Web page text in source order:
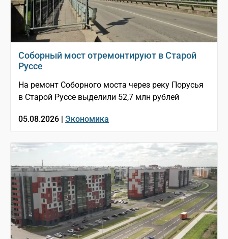
Соборный мост отремонтируют в Старой
Руссе
На ремонт Соборного моста через реку Порусья
в Старой Руссе выделили 52,7 млн рублей
05.08.2026 | Экономика